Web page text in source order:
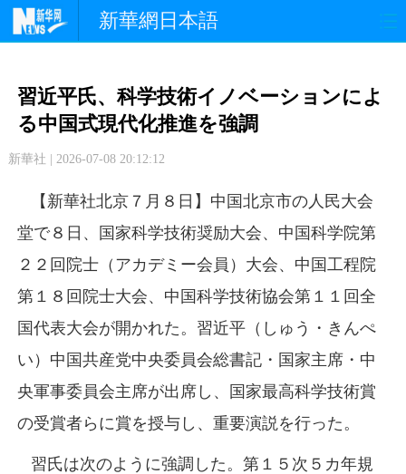
新華網日本語
文 化 観 光
中日交流
写 真
習近平氏、科学技術イノベーションによ
る中国式現代化推進を強調
新華社 | 2026-07-08 20:12:12
【新華社北京７月８日】中国北京市の人民大会
堂で８日、国家科学技術奨励大会、中国科学院第
２２回院士（アカデミー会員）大会、中国工程院
第１８回院士大会、中国科学技術協会第１１回全
国代表大会が開かれた。習近平（しゅう・きんぺ
い）中国共産党中央委員会総書記・国家主席・中
央軍事委員会主席が出席し、国家最高科学技術賞
の受賞者らに賞を授与し、重要演説を行った。
習氏は次のように強調した。第１５次５カ年規